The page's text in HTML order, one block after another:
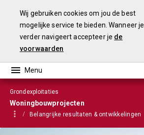
Wij gebruiken cookies om jou de best
mogelijke service te bieden. Wanneer je
verder navigeert accepteer je de
voorwaarden
Grondexploitaties
Woningbouwprojecten
Belangrijke resultaten & ontwikkelingen